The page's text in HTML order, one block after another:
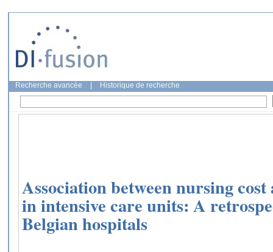
Recherche avancée Historique de recherche
Association between nursing
in intensive care units: A
Belgian hospitals